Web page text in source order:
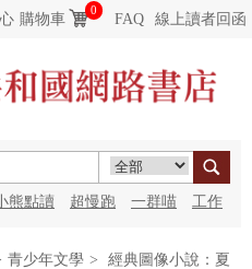
購物車
0
FAQ 線上讀者回函
熊點讀 超慢跑 一群喵 工作
青少年文學 >
經典圖像小說：夏